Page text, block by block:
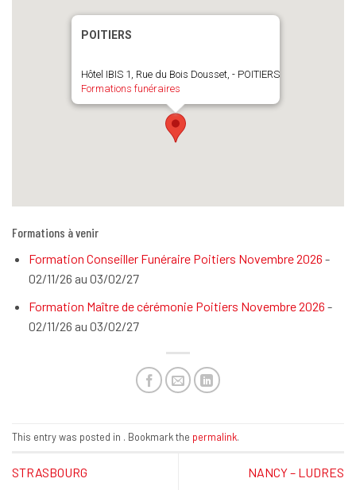
POITIERS
Hôtel IBIS 1, Rue du Bois Dousset, - POITIERS
Formations funéraires
Formations à venir
Formation Conseiller Funéraire Poitiers Novembre 2026 -
02/11/26 au 03/02/27
Formation Maître de cérémonie Poitiers Novembre 2026 -
02/11/26 au 03/02/27
This entry was posted in . Bookmark the permalink.
STRASBOURG NANCY – LUDRES